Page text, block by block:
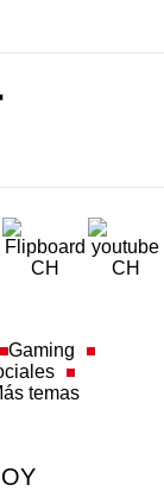
Gaming
temas